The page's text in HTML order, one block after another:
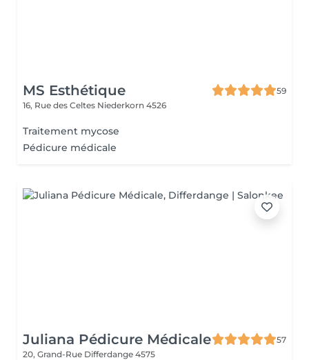
MS Esthétique
59
16, Rue des Celtes Niederkorn 4526
Traitement mycose
Pédicure médicale
Juliana Pédicure Médicale
57
20, Grand-Rue Differdange 4575